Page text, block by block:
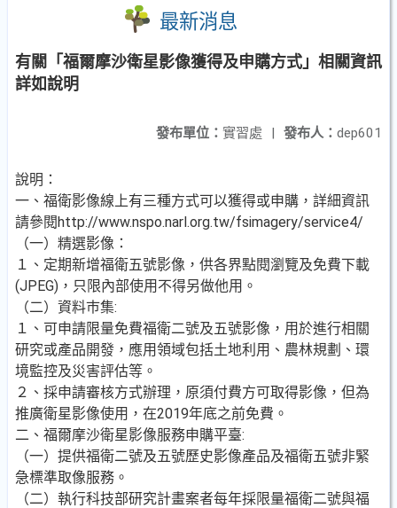
最新消息
有關「福爾摩沙衛星影像獲得及申購方式」相關資訊
詳如說明
發布人： dep601
發布單位： 實習處 |
說明：
一、福衛影像線上有三種方式可以獲得或申購，詳細資訊
請參閱http://www.nspo.narl.org.tw/fsimagery/service4/
（一）精選影像：
１、定期新增福衛五號影像，供各界點閱瀏覽及免費下載
(JPEG)，只限內部使用不得另做他用。
（二）資料巿集:
１、可申請限量免費福衛二號及五號影像，用於進行相關
研究或產品開發，應用領域包括土地利用、農林規劃、環
境監控及災害評估等。
２、採申請審核方式辦理，原須付費方可取得影像，但為
推廣衛星影像使用，在2019年底之前免費。
二、福爾摩沙衛星影像服務申購平臺:
（一）提供福衛二號及五號歷史影像產品及福衛五號非緊
急標準取像服務。
（二）執行科技部研究計畫案者每年採限量福衛二號與福